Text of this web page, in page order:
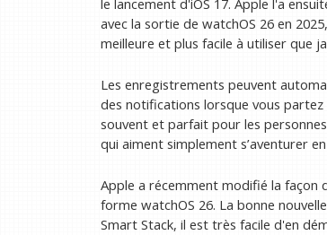
le lancement d'iOS 17. Apple l'a
avec la sortie de watchOS 26 en
meilleure et plus facile à utiliser que
Les enregistrements peuvent
des notifications lorsque vous partez
souvent et parfait pour les
qui aiment simplement s’aventurer
Apple a récemment modifié la façon
forme watchOS 26. La bonne
Smart Stack, il est très facile d'en